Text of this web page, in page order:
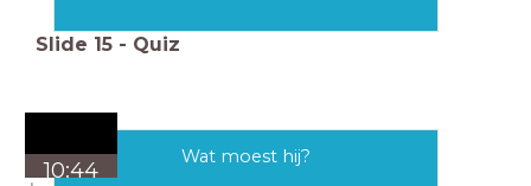
Slide 15 - Quiz
10:44
Wat moest hij?